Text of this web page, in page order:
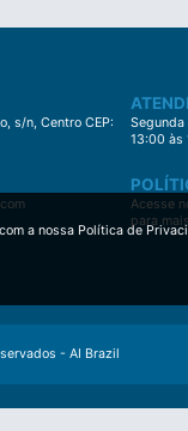
s/n, Centro CEP:
Segunda
13:00 às
Acesse
para
- AI Brazil
a nossa Política de